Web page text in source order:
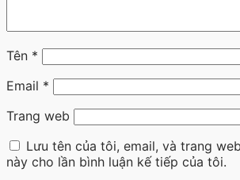
Tên *
Email *
Trang web
Lưu tên của tôi, email, và trang
này cho lần bình luận kế tiếp của tôi.